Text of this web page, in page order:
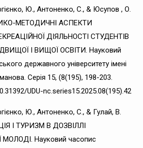
Ю., Антоненко, С., & Юсупов , О.
МЕТОДИЧНІ АСПЕКТИ
ДІЯЛЬНОСТІ СТУДЕНТІВ
І ВИЩОЇ ОСВІТИ. Науковий
державного університету імені
Серія 15, (8(195), 198-203.
UDU-nc.series15.2025.08(195).42
Ю., Антоненко, С., & Гулай, В.
І ТУРИЗМ В ДОЗВІЛЛІ
Науковий часопис